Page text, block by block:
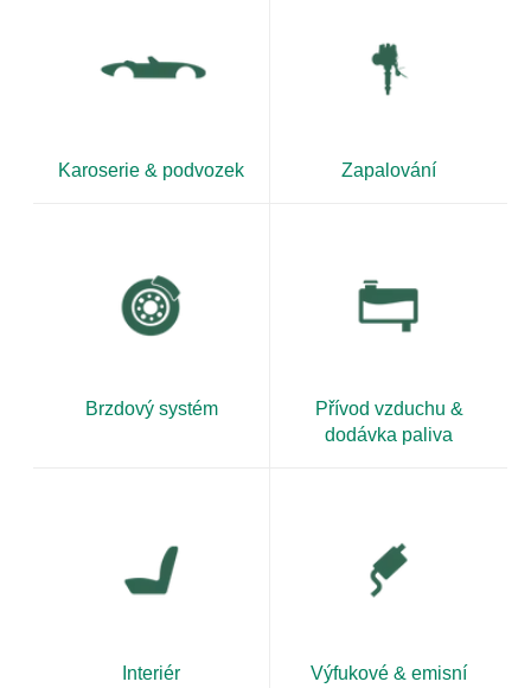
Karoserie & podvozek Zapalování
Brzdový systém
Přívod vzduchu &
dodávka paliva
Interiér
Výfukové & emisní